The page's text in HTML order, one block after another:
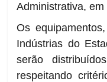
Administrativa,
Os
Indústrias do
serão
respeitando